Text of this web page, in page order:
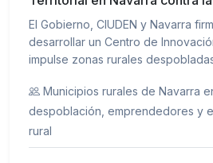
El Gobierno, CIUDEN y Navarra
desarrollar un Centro de
impulse zonas rurales
Municipios rurales de Navarra
despoblación, emprendedores y
rural